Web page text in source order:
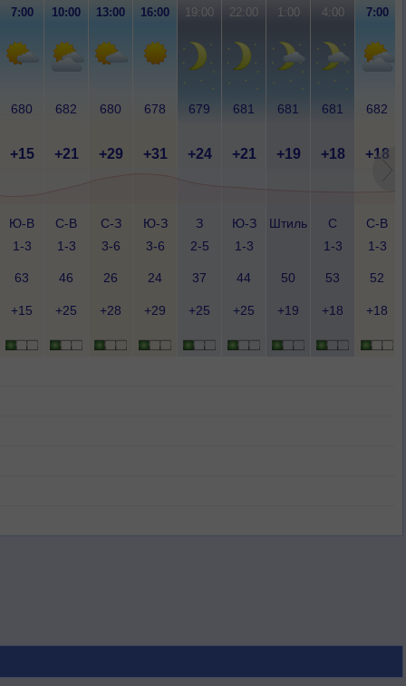
7:00 10:00 13:00 16:00 19:00 22:00 1:00 4:00 7:00
680 682 680 678 679 681 681 681 682
+15 +21 +29 +31 +24 +21 +19 +18 +18
Ю-В
1-3
С-В
1-3
С-З
3-6
Ю-З
3-6
З
2-5
Ю-З
1-3
Штиль
С
1-3
С-В
1-3
63 46 26 24 37 44 50 53 52
+15 +25 +28 +29 +25 +25 +19 +18 +18